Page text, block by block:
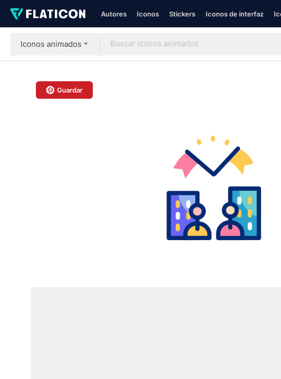
Autores Iconos Stickers Iconos de interfaz
Iconos animados
Guardar